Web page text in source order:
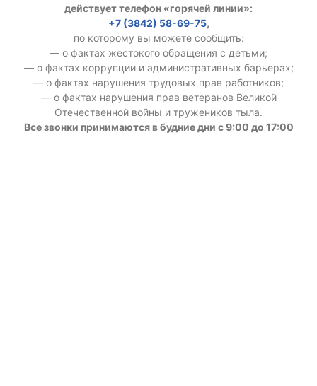
действует телефон «горячей линии»:
+7 (3842) 58-69-75,
по которому вы можете сообщить:
— о фактах жестокого обращения с детьми;
— о фактах коррупции и административных барьерах;
— о фактах нарушения трудовых прав работников;
— о фактах нарушения прав ветеранов Великой
Отечественной войны и тружеников тыла.
Все звонки принимаются в будние дни с 9:00 до 17:00